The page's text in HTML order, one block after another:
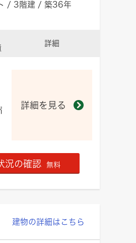
/ 3階建 / 築36年
詳細
詳細を見る
況の確認 無料
建物の詳細はこちら